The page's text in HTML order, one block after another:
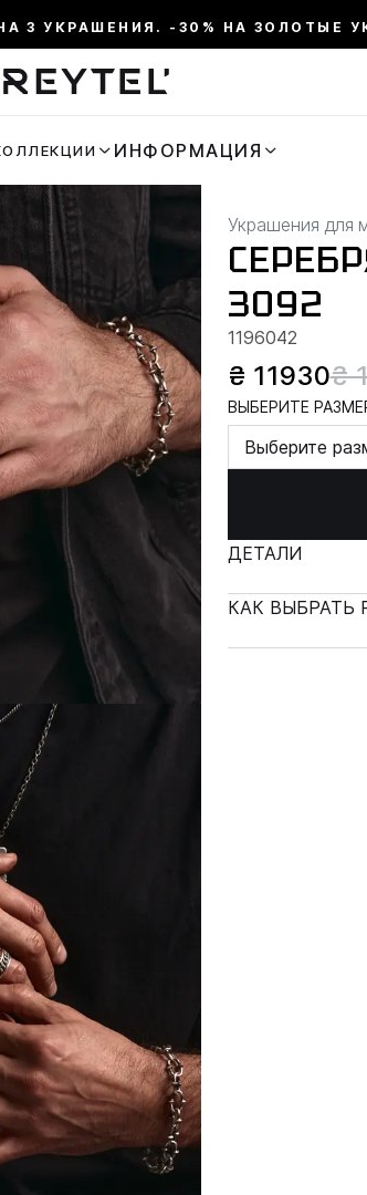
3 УКРАШЕНИЯ. -30% НА ЗОЛОТЫЕ
ИНФОРМАЦИЯ
Украшения для
3092
1196042
₴ 11930₴
ВЫБЕРИТЕ
Выберите
ДЕТАЛИ
КАК ВЫБРАТЬ